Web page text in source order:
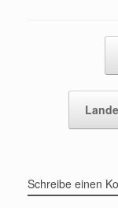
Schreibe einen